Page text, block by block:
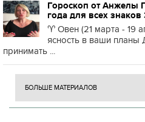
Гороскоп от Анжелы
года для всех знаков
♈️ Овен (21 марта - 19
ясность в ваши планы
принимать ...
БОЛЬШЕ МАТЕРИАЛОВ